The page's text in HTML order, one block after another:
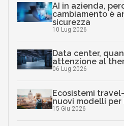
AI in azienda,
cambiamento è
sicurezza
10 Lug 2026
Data center,
attenzione al
06 Lug 2026
Ecosistemi
nuovi modelli per
15 Giu 2026